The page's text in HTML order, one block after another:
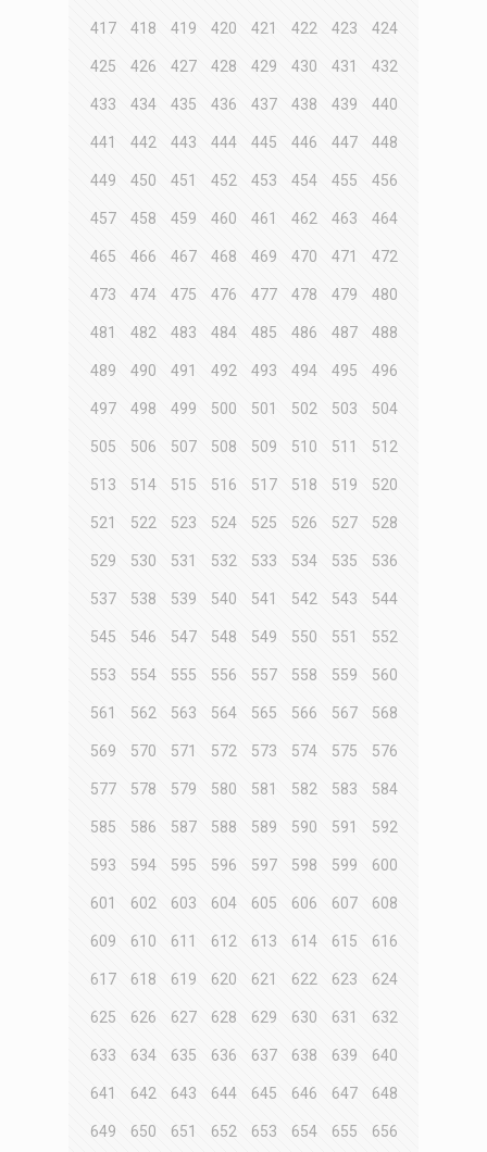
417 418 419 420 421 422 423 424
425 426 427 428 429 430 431 432
433 434 435 436 437 438 439 440
441 442 443 444 445 446 447 448
449 450 451 452 453 454 455 456
457 458 459 460 461 462 463 464
465 466 467 468 469 470 471 472
473 474 475 476 477 478 479 480
481 482 483 484 485 486 487 488
489 490 491 492 493 494 495 496
497 498 499 500 501 502 503 504
505 506 507 508 509 510 511 512
513 514 515 516 517 518 519 520
521 522 523 524 525 526 527 528
529 530 531 532 533 534 535 536
537 538 539 540 541 542 543 544
545 546 547 548 549 550 551 552
553 554 555 556 557 558 559 560
561 562 563 564 565 566 567 568
569 570 571 572 573 574 575 576
577 578 579 580 581 582 583 584
585 586 587 588 589 590 591 592
593 594 595 596 597 598 599 600
601 602 603 604 605 606 607 608
609 610 611 612 613 614 615 616
617 618 619 620 621 622 623 624
625 626 627 628 629 630 631 632
633 634 635 636 637 638 639 640
641 642 643 644 645 646 647 648
649 650 651 652 653 654 655 656